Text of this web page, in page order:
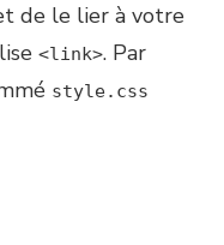
de le lier à votre
<link>. Par
style.css